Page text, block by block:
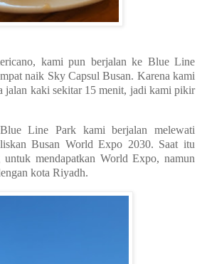
kami pun berjalan ke Blue Line
naik Sky Capsul Busan. Karena kami
jalan kaki sekitar 15 menit, jadi kami pikir
Line Park kami berjalan melewati
Busan World Expo 2030. Saat itu
untuk mendapatkan World Expo, namun
kota Riyadh.